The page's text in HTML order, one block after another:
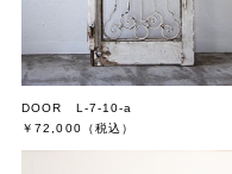
DOOR L-7-10-a
￥72,000 （税込）